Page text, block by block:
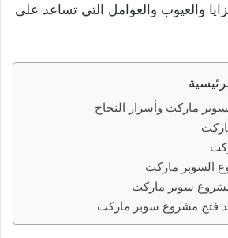
والعيوب والعوامل التي تساعد على
ماركت وأسرار النجاح
السوبر ماركت
سوبر ماركت
فتح مشروع سوبر ماركت